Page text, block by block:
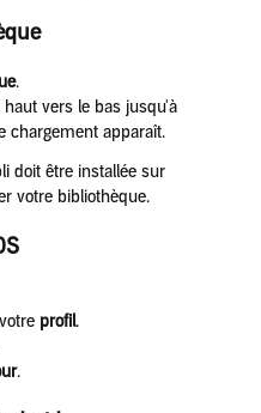
.
vers le bas jusqu'à
chargement apparaît.
doit être installée sur
votre bibliothèque.
profil.
.